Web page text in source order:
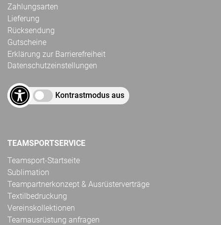
Zahlungsarten
Lieferung
Rücksendung
Gutscheine
Erklärung zur Barrierefreiheit
Datenschutzeinstellungen
Kontrastmodus aus
TEAMSPORTSERVICE
Teamsport-Startseite
Sublimation
Teampartnerkonzept & Ausrüsterverträge
Textilbedruckung
Vereinskollektionen
Teamausrüstung anfragen